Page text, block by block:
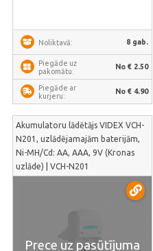
Noliktavā: 8 gab.
Piegāde uz
pakomātu:
No € 2.50
Piegāde ar
kurjeru:
No € 4.90
Akumulatoru lādētājs VIDEX VCH-
N201, uzlādējamajām baterijām,
Ni-MH/Cd: АА, ААА, 9V (Kronas
uzlāde) | VCH-N201
Prece uz pasūtījuma